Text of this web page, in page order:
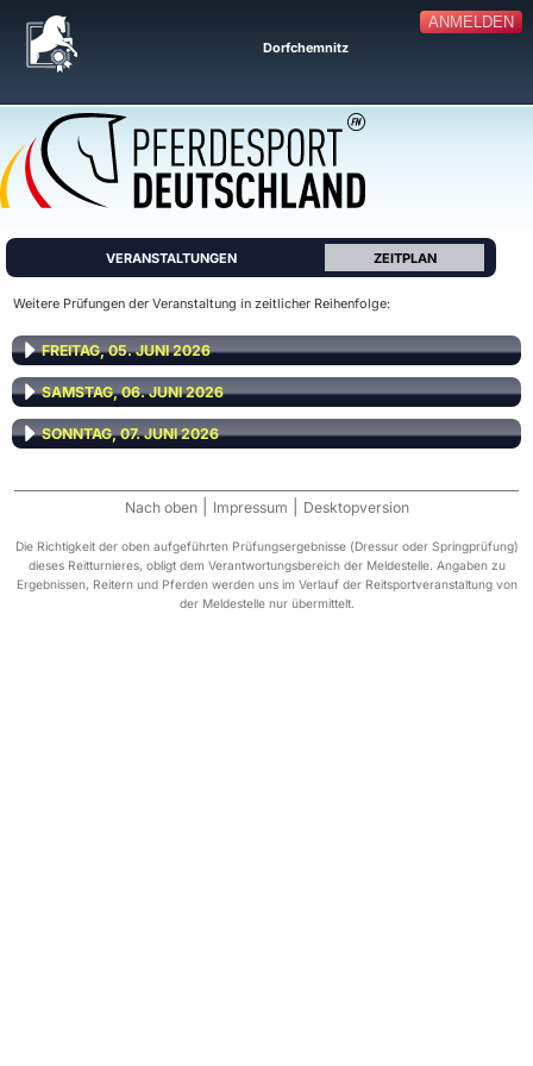
ANMELDEN
Dorfchemnitz
VERANSTALTUNGEN ZEITPLAN
Weitere Prüfungen der Veranstaltung in zeitlicher Reihenfolge:
FREITAG, 05. JUNI 2026
SAMSTAG, 06. JUNI 2026
SONNTAG, 07. JUNI 2026
Nach oben Impressum Desktopversion
Die Richtigkeit der oben aufgeführten Prüfungsergebnisse (Dressur oder Springprüfung)
dieses Reitturnieres, obligt dem Verantwortungsbereich der Meldestelle. Angaben zu
Ergebnissen, Reitern und Pferden werden uns im Verlauf der Reitsportveranstaltung von
der Meldestelle nur übermittelt.